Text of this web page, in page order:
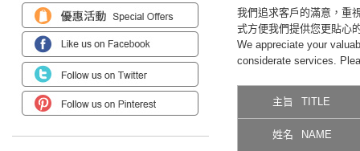
我們追求客戶的滿意，重
式方便我們提供您更貼心
We appreciate your
considerate services.
主旨 TITLE
姓名 NAME